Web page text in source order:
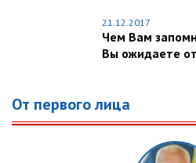
21.12.2017
Чем Вам
Вы ожидаете
От первого лица